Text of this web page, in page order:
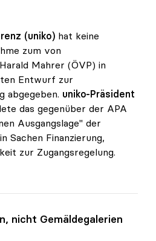
(uniko) hat keine
zum von
Mahrer (ÖVP) in
Entwurf zur
abgegeben. uniko-Präsident
das gegenüber der APA
Ausgangslage" der
Sachen Finanzierung,
zur Zugangsregelung.
Wertungen
nicht Gemäldegalerien